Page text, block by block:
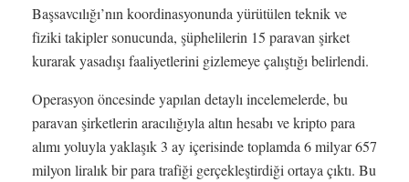
Başsavcılığı’nın koordinasyonunda yürütülen teknik ve
fiziki takipler sonucunda, şüphelilerin 15 paravan şirket
kurarak yasadışı faaliyetlerini gizlemeye çalıştığı belirlendi.
Operasyon öncesinde yapılan detaylı incelemelerde, bu
paravan şirketlerin aracılığıyla altın hesabı ve kripto para
alımı yoluyla yaklaşık 3 ay içerisinde toplamda 6 milyar 657
milyon liralık bir para trafiği gerçekleştirdiği ortaya çıktı. Bu